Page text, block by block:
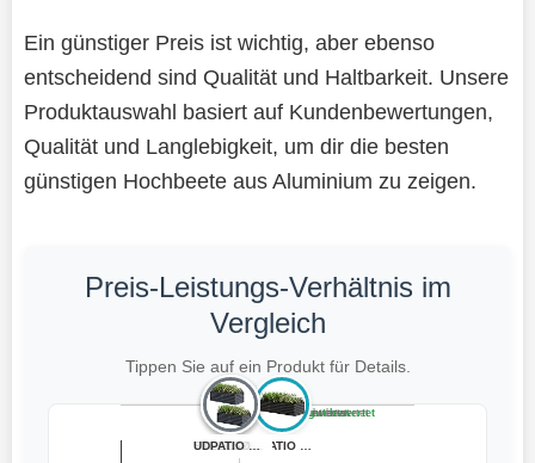
Ein günstiger Preis ist wichtig, aber ebenso
entscheidend sind Qualität und Haltbarkeit. Unsere
Produktauswahl basiert auf Kundenbewertungen,
Qualität und Langlebigkeit, um dir die besten
günstigen Hochbeete aus Aluminium zu zeigen.
Preis-Leistungs-Verhältnis im
Vergleich
Tippen Sie auf ein Produkt für Details.
Teuer, gut bewertet
Teuer, schlecht bewertet
Preiswert, gut bewertet
Preiswert, schlecht bewertet
UDPATIO Hochbee...